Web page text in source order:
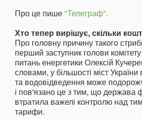
Про це пише"Телеграф".
Хто тепер вирішує, скільки
Про головну причину такого
перший заступник голови
питань енергетики Олексій
словами, у більшості міст
та водовідведення може
і пов'язано це з тим, що держава
втратила важелі контролю над
тарифи.